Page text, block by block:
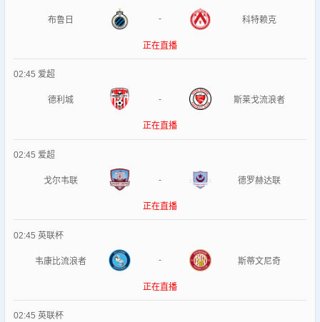
布鲁日 - 科特赖克
正在直播
02:45 爱超
德利城 - 斯莱戈流浪者
正在直播
02:45 爱超
戈尔韦联 - 德罗赫达联
正在直播
02:45 英联杯
韦康比流浪者 - 斯蒂文尼奇
正在直播
02:45 英联杯